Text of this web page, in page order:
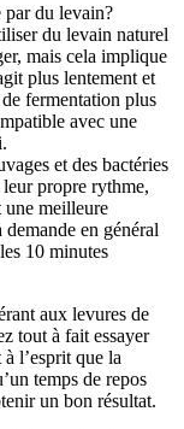
par du levain?
du levain naturel
mais cela implique
plus lentement et
fermentation plus
avec une
et des bactéries
propre rythme,
une meilleure
en général
10 minutes
aux levures de
tout à fait essayer
l’esprit que la
temps de repos
un bon résultat.